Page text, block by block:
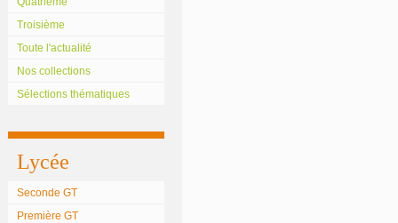
Troisième
Toute l'actualité
Nos collections
Sélections thématiques
Lycée
Seconde GT
Première GT